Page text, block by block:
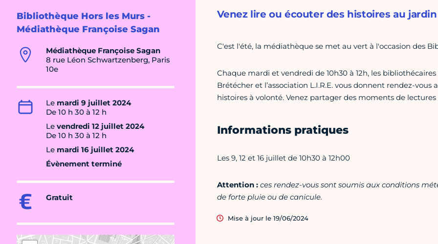
Bibliothèque Hors les Murs -
Médiathèque Françoise Sagan
Médiathèque Françoise Sagan
8 rue Léon Schwartzenberg, Paris
10e
Le mardi 9 juillet 2024
De 10 h 30 à 12 h
Le vendredi 12 juillet 2024
De 10 h 30 à 12 h
Le mardi 16 juillet 2024
Évènement terminé
Gratuit
Venez lire ou écouter des histoires au
C'est l'été, la médiathèque se met au vert à l'occasion des
Chaque mardi et vendredi de 10h30 à 12h, les
Brétécher et l’association L.I.R.E. vous donnent rendez-
histoires à volonté. Venez partager des moments de
Informations pratiques
Les 9, 12 et 16 juillet de 10h30 à 12h00
Attention : ces rendez-vous sont soumis aux conditions
de forte pluie ou de canicule.
Mise à jour le 19/06/2024